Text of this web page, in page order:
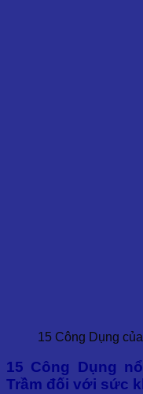
15 Công Dụng
15 Công Dụng
Trầm đối với sức